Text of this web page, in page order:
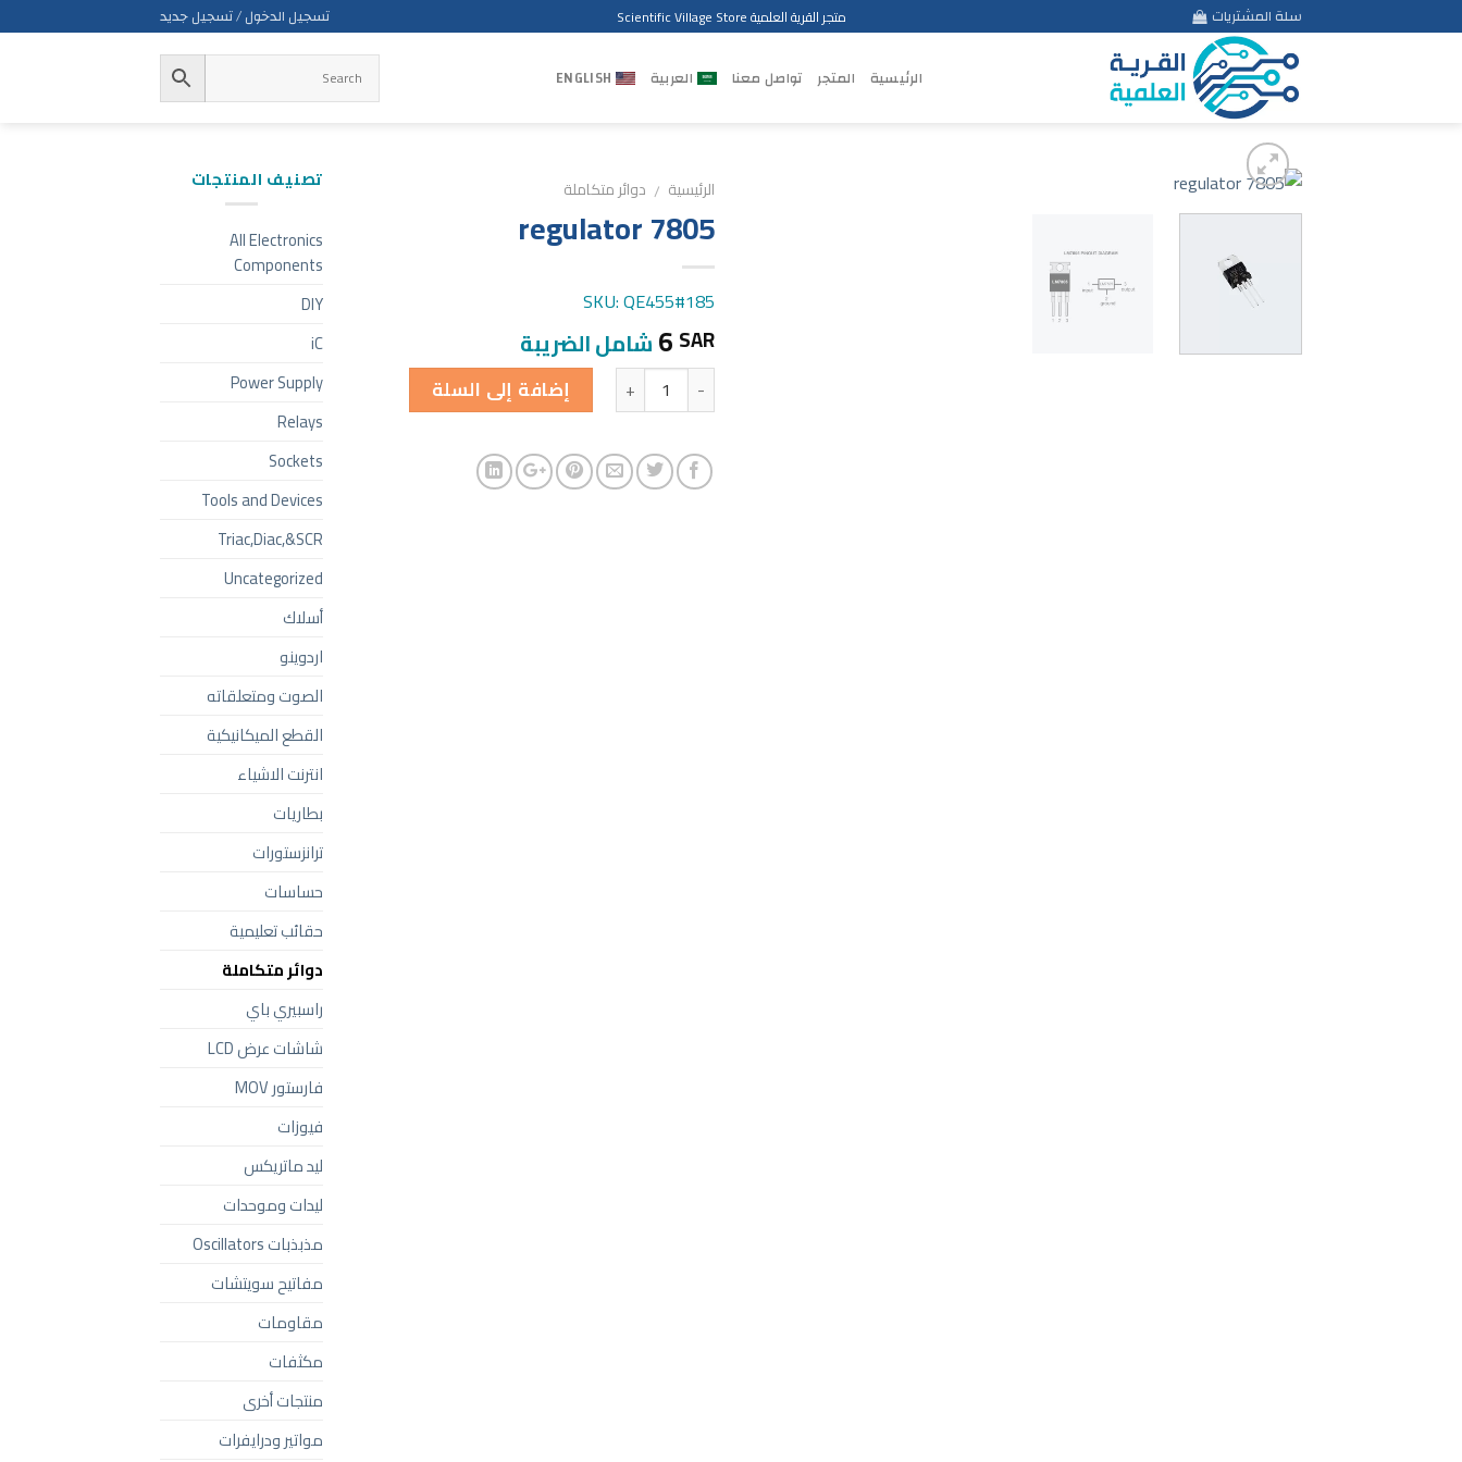
to
سلة المشتريات متجر القرية العلمية Scientific Village Store تسجيل الدخول / تسجيل جديد
الرئيسية المتجر تواصل معنا العربية ENGLISH
الرئيسية / دوائر متكاملة
7805 regulator
SKU: QE455#185
6 SAR شامل الضريبة
الكمية إضافة إلى السلة
تصنيف المنتجات
All Electronics
Components
DIY
iC
Power Supply
Relays
Sockets
Tools and Devices
Triac,Diac,&SCR
Uncategorized
أسلاك
اردوينو
الصوت ومتعلقاته
القطع الميكانيكية
انترنت الاشياء
بطاريات
ترانزستورات
حساسات
حقائب تعليمية
دوائر متكاملة
راسبيري باي
شاشات عرض LCD
فارستور MOV
فيوزات
ليد ماتريكس
ليدات وموحدات
مذبذبات Oscillators
مفاتيح سويتشات
مقاومات
مكثفات
منتجات أخرى
مواتير ودرايفرات